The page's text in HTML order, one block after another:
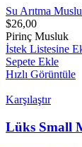
Su Arıtma
$26,00
Pirinç Musluk
İstek Listesine
Sepete Ekle
Hızlı Görüntüle
Karşılaştır
Lüks Small